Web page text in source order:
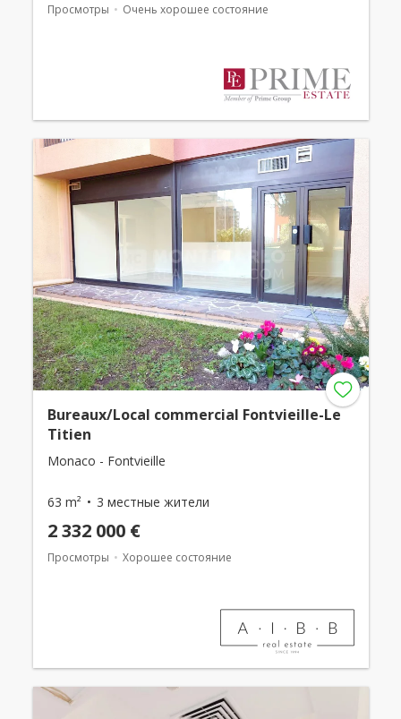
Просмотры Очень хорошее состояние
Bureaux/Local commercial Fontvieille-Le
Titien
Monaco - Fontvieille
63 m² 3 местные жители
2 332 000 €
Просмотры Хорошее состояние